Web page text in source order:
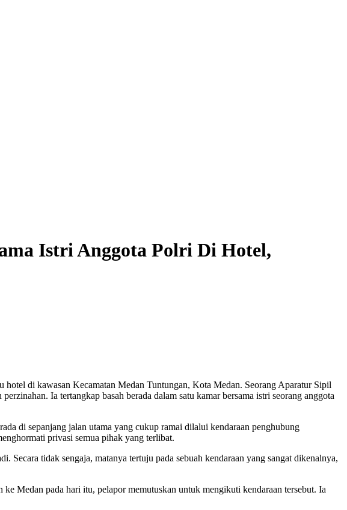
Istri Anggota Polri Di Hotel,
di kawasan Kecamatan Medan Tuntungan, Kota Medan. Seorang Aparatur Sipil
Ia tertangkap basah berada dalam satu kamar bersama istri seorang anggota
di sepanjang jalan utama yang cukup ramai dilalui kendaraan penghubung
privasi semua pihak yang terlibat.
tidak sengaja, matanya tertuju pada sebuah kendaraan yang sangat dikenalnya,
Medan pada hari itu, pelapor memutuskan untuk mengikuti kendaraan tersebut. Ia